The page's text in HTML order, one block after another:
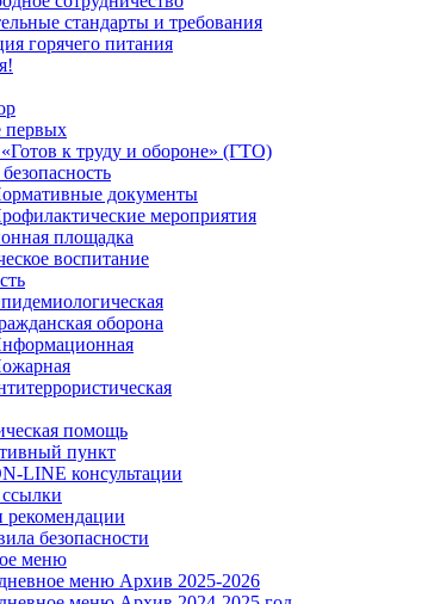
стандарты и требования
горячего питания
первых
к труду и обороне» (ГТО)
документы
мероприятия
площадка
воспитание
оборона
помощь
пункт
LINE консультации
рекомендации
безопасности
меню
меню Архив 2025-2026